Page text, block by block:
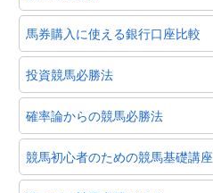
馬券購入に使える銀行口座比較
投資競馬必勝法
確率論からの競馬必勝法
競馬初心者のための競馬基礎講座